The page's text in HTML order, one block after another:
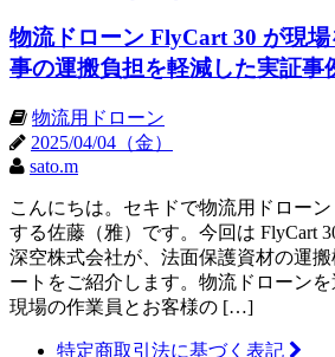
物流ドローン FlyCart 30 が現
事の運搬負担を軽減した実証事
物流用ドローン
2025/04/04（金）
sato.m
こんにちは。セキドで物流用ドローン
する佐藤（雅）です。今回は FlyCart
深空株式会社が、法面保護資材の運
ートをご紹介します。物流ドローンを
現場の作業員とお客様の […]
特定商取引法に基づく表記